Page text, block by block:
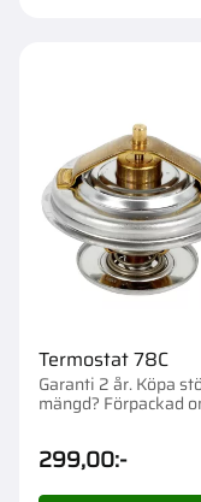
Termostat 78C
Garanti 2 år. Köpa
mängd? Förpackad
299,00:-